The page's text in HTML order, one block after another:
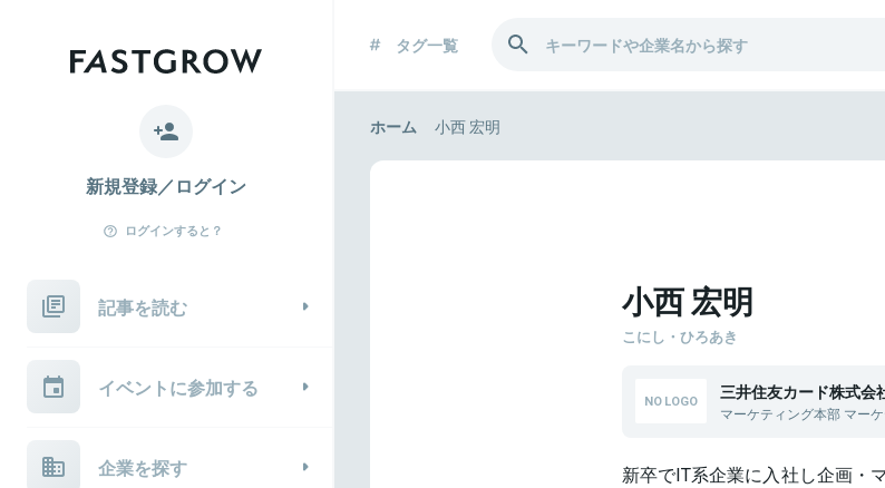
新規登録／ログイン
ログインすると？
記事を読む
イベントに参加する
企業を探す
タグ一覧
ホーム 小西 宏明
小西 宏明
こにし・ひろあき
三井住友カード株式会
マーケティング本部 マー
新卒でIT系企業に入社し企画・